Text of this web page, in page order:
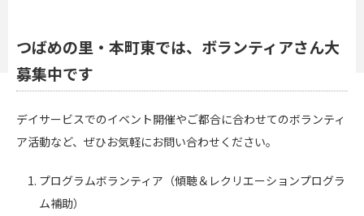
つばめの里・本町東では、ボランティアさん大
募集中です
デイサービスでのイベント開催やご都合に合わせてのボランティ
ア活動など、ぜひお気軽にお問い合わせください。
プログラムボランティア（傾聴＆レクリエーションプログラ
ム補助）